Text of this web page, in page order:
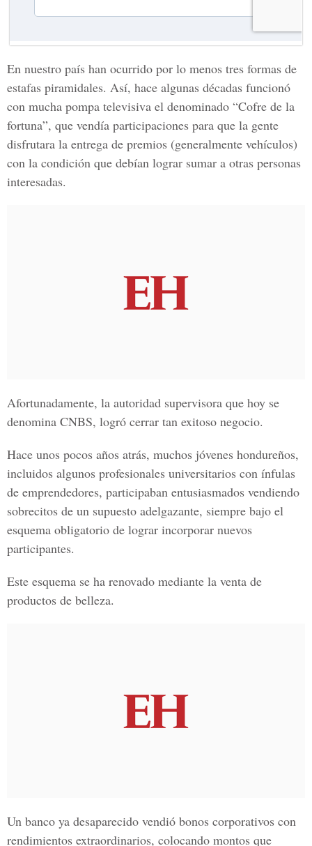
En nuestro país han ocurrido por lo menos tres formas de
estafas piramidales. Así, hace algunas décadas funcionó
con mucha pompa televisiva el denominado “Cofre de la
fortuna”, que vendía participaciones para que la gente
disfrutara la entrega de premios (generalmente vehículos)
con la condición que debían lograr sumar a otras personas
interesadas.
Afortunadamente, la autoridad supervisora que hoy se
denomina CNBS, logró cerrar tan exitoso negocio.
Hace unos pocos años atrás, muchos jóvenes hondureños,
incluidos algunos profesionales universitarios con ínfulas
de emprendedores, participaban entusiasmados vendiendo
sobrecitos de un supuesto adelgazante, siempre bajo el
esquema obligatorio de lograr incorporar nuevos
participantes.
Este esquema se ha renovado mediante la venta de
productos de belleza.
Un banco ya desaparecido vendió bonos corporativos con
rendimientos extraordinarios, colocando montos que